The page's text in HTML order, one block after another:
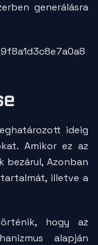
generálásra
ideig
Amikor ez az
bezárul, Azonban
illetve a
hogy az
alapján